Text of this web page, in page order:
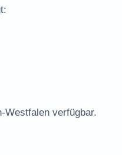
Westfalen verfügbar.